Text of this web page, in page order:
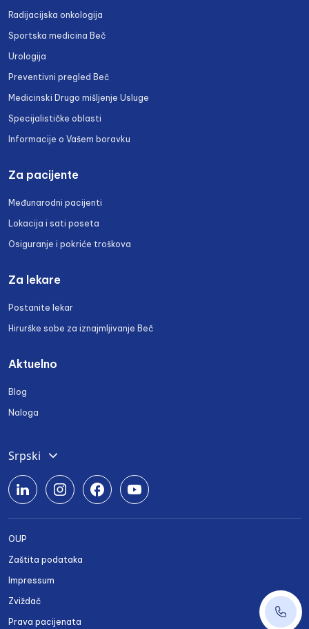
Radijacijska onkologija
Sportska medicina Beč
Urologija
Preventivni pregled Beč
Medicinski Drugo mišljenje Usluge
Specijalističke oblasti
Informacije o Vašem boravku
Za pacijente
Međunarodni pacijenti
Lokacija i sati poseta
Osiguranje i pokriće troškova
Za lekare
Postanite lekar
Hirurške sobe za iznajmljivanje Beč
Aktuelno
Blog
Naloga
Srpski
Deutsch
English
Български
OUP
Zaštita podataka
Impressum
Zviždač
Prava pacijenata
+43